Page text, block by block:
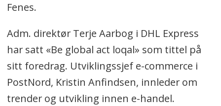
Fenes.
Adm. direktør Terje Aarbog i DHL Express
har satt «Be global act loqal» som tittel på
sitt foredrag. Utviklingssjef e-commerce i
PostNord, Kristin Anfindsen, innleder om
trender og utvikling innen e-handel.